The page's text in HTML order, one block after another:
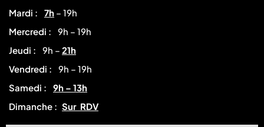
Mardi :
7h – 19h
Mercredi :
9h – 19h
Jeudi :
9h – 21h
Vendredi :
9h – 19h
Samedi :
9h – 13h
Dimanche : Sur RDV